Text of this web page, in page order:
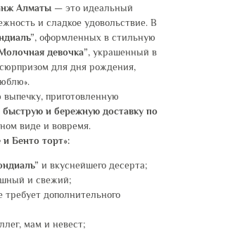
Алматы — это идеальный
и сладкое удовольствие. В
, оформленных в стильную
девочка”, украшенный в
для дня рождения,
приготовленную
быструю и бережную доставку по
виде и вовремя.
Бенто торт»:
и вкуснейшего десерта;
и свежий;
дополнительного
мам и невест;